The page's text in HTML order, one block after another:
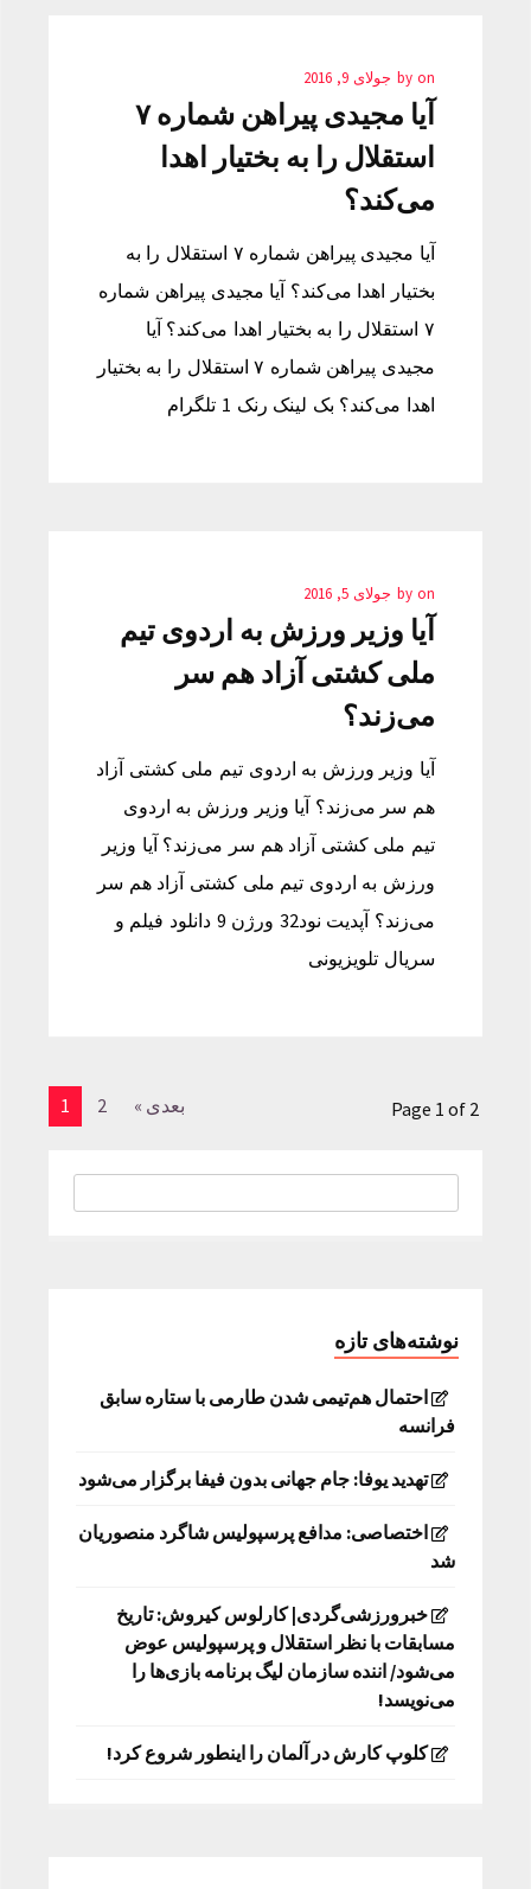
by on جولای 9, 2016
آیا مجیدی پیراهن شماره ۷
استقلال را به بختیار اهدا
می‌کند؟
آیا مجیدی پیراهن شماره ۷ استقلال را به
بختیار اهدا می‌کند؟ آیا مجیدی پیراهن شماره
۷ استقلال را به بختیار اهدا می‌کند؟ آیا
مجیدی پیراهن شماره ۷ استقلال را به بختیار
اهدا می‌کند؟ بک لینک رنک 1 تلگرام
by on جولای 5, 2016
آیا وزیر ورزش به اردوی تیم
ملی کشتی آزاد هم سر
می‌زند؟
آیا وزیر ورزش به اردوی تیم ملی کشتی آزاد
هم سر می‌زند؟ آیا وزیر ورزش به اردوی
تیم ملی کشتی آزاد هم سر می‌زند؟ آیا وزیر
ورزش به اردوی تیم ملی کشتی آزاد هم سر
می‌زند؟ آپدیت نود32 ورژن 9 دانلود فیلم و
سریال تلویزیونی
1 2 بعدی » Page 1 of 2
نوشته‌های تازه
احتمال هم‌تیمی شدن طارمی با ستاره سابق
فرانسه
تهدید یوفا: جام جهانی بدون فیفا برگزار می‌شود
اختصاصی: مدافع پرسپولیس شاگرد منصوریان
شد
خبرورزشی‌گردی| کارلوس کیروش: تاریخ
مسابقات با نظر استقلال و پرسپولیس عوض
می‌شود/ اننده سازمان لیگ برنامه بازی‌ها را
می‌نویسد!
کلوپ کارش در آلمان را اینطور شروع کرد!